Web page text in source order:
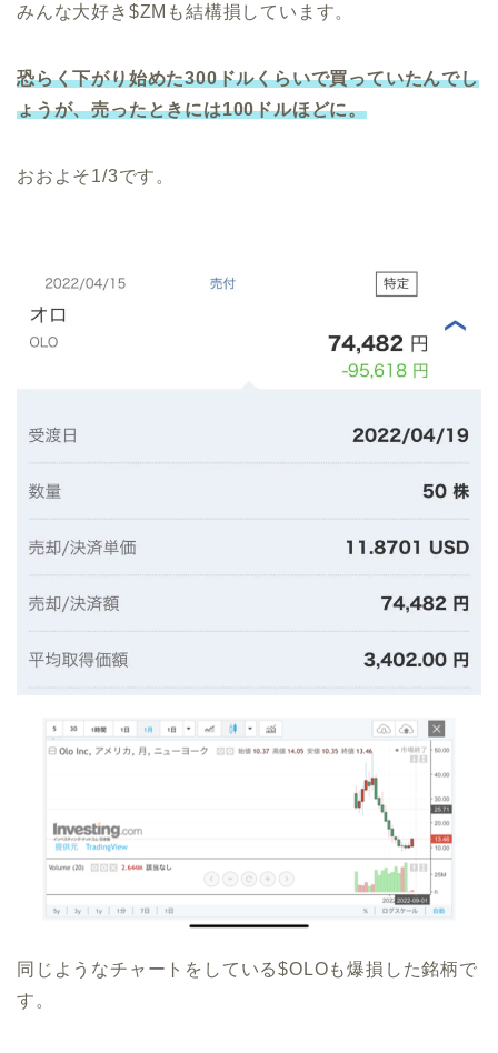
みんな大好き$ZMも結構損しています。
恐らく下がり始めた300ドルくらいで買っていたんでし
ょうが、売ったときには100ドルほどに。
おおよそ1/3です。
同じようなチャートをしている$OLOも爆損した銘柄で
す。